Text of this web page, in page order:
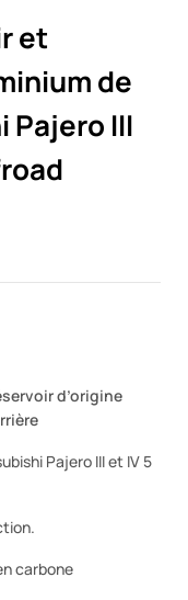
et
de
Pajero III
d’origine
Pajero III et IV 5
carbone